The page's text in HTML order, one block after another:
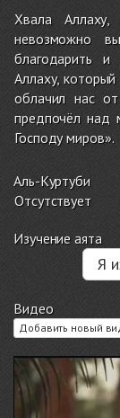
Хвала Аллаху,
невозможно
благодарить
Аллаху,
облачил нас
предпочёл над
Господу миров».
Аль-Куртуби
Отсутствует
Изучение аята
Я
Видео
Добавить новый